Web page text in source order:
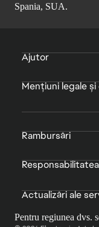
Spania, SUA.
Ajutor
Mențiuni legale
Rambursări
Actualizări ale
Pentru regiunea dvs.